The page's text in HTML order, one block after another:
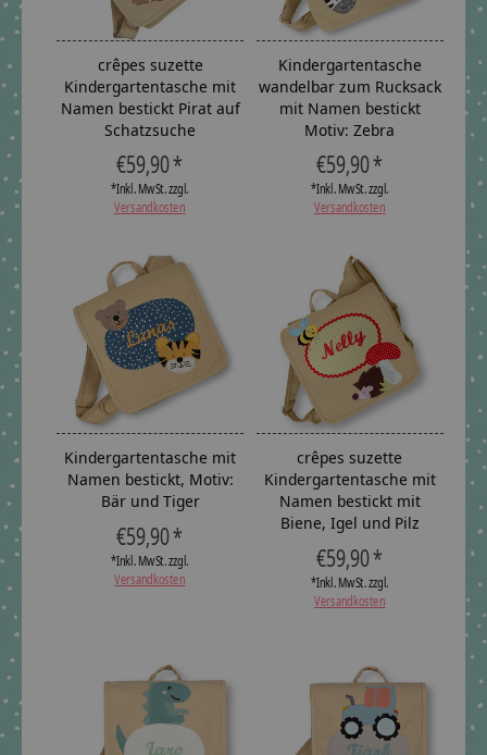
crêpes suzette
Kindergartentasche mit
Namen bestickt Pirat auf
Schatzsuche
€59,90 *
*Inkl. MwSt. zzgl.
Versandkosten
Kindergartentasche
wandelbar zum Rucksack
mit Namen bestickt
Motiv: Zebra
€59,90 *
*Inkl. MwSt. zzgl.
Versandkosten
Kindergartentasche mit
Namen bestickt, Motiv:
Bär und Tiger
€59,90 *
*Inkl. MwSt. zzgl.
Versandkosten
crêpes suzette
Kindergartentasche mit
Namen bestickt mit
Biene, Igel und Pilz
€59,90 *
*Inkl. MwSt. zzgl.
Versandkosten